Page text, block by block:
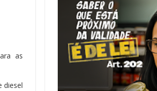
as
diesel